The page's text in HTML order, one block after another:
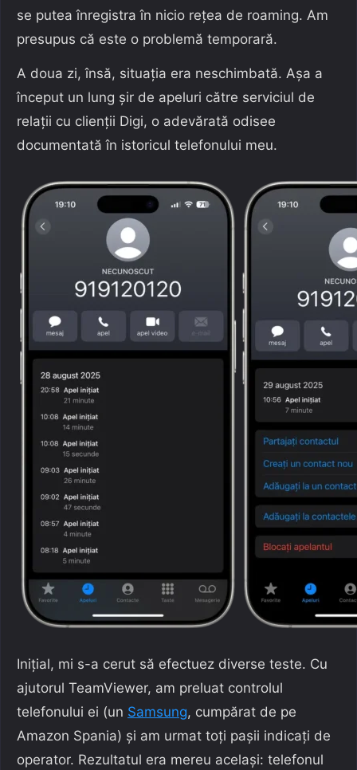
se putea înregistra în nicio rețea de roaming. Am
presupus că este o problemă temporară.
A doua zi, însă, situația era neschimbată. Așa a
început un lung șir de apeluri către serviciul de
relații cu clienții Digi, o adevărată odisee
documentată în istoricul telefonului meu.
Inițial, mi s-a cerut să efectuez diverse teste. Cu
ajutorul TeamViewer, am preluat controlul
telefonului ei (un Samsung, cumpărat de pe
Amazon Spania) și am urmat toți pașii indicați de
operator. Rezultatul era mereu același: telefonul